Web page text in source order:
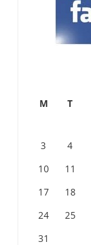
M T
3
4
10
11
17
18
24
25
31